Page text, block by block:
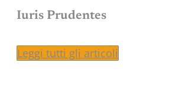
Iuris Prudentes
Leggi tutti gli articoli